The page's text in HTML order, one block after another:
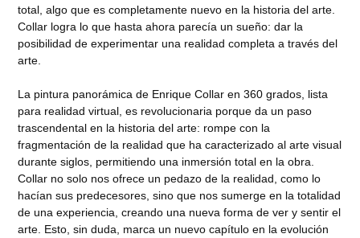
total, algo que es completamente nuevo en la historia del arte.
Collar logra lo que hasta ahora parecía un sueño: dar la
posibilidad de experimentar una realidad completa a través del
arte.
La pintura panorámica de Enrique Collar en 360 grados, lista
para realidad virtual, es revolucionaria porque da un paso
trascendental en la historia del arte: rompe con la
fragmentación de la realidad que ha caracterizado al arte visual
durante siglos, permitiendo una inmersión total en la obra.
Collar no solo nos ofrece un pedazo de la realidad, como lo
hacían sus predecesores, sino que nos sumerge en la totalidad
de una experiencia, creando una nueva forma de ver y sentir el
arte. Esto, sin duda, marca un nuevo capítulo en la evolución